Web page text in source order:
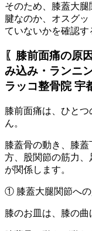
そのため、膝蓋大
腱なのか、オスグ
ていないかを確認す
〖膝前面痛の原
み込み・ランニ
ラッコ整骨院 宇
膝前面痛は、ひと
ん。
膝蓋骨の動き、膝
方、股関節の筋力
が関係します。
① 膝蓋大腿関節への
膝のお皿は、膝の曲